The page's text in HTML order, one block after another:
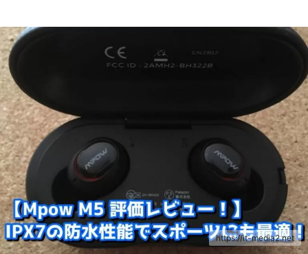
https://it-media2.net